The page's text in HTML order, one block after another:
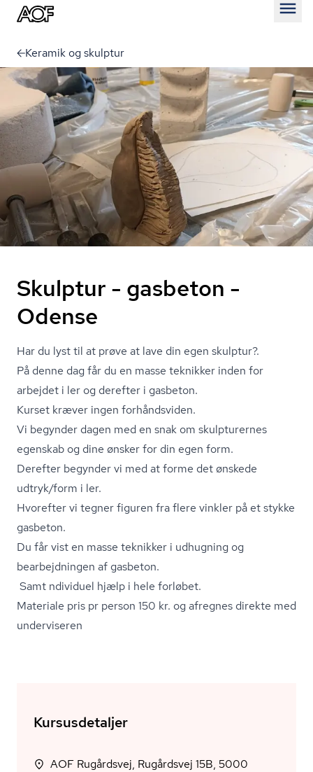
Keramik og skulptur
Skulptur - gasbeton -
Odense
Har du lyst til at prøve at lave din egen skulptur?.
På denne dag får du en masse teknikker inden for
arbejdet i ler og derefter i gasbeton.
Kurset kræver ingen forhåndsviden.
Vi begynder dagen med en snak om skulpturernes
egenskab og dine ønsker for din egen form.
Derefter begynder vi med at forme det ønskede
udtryk/form i ler.
Hvorefter vi tegner figuren fra flere vinkler på et stykke
gasbeton.
Du får vist en masse teknikker i udhugning og
bearbejdningen af gasbeton.
Samt ndividuel hjælp i hele forløbet.
Materiale pris pr person 150 kr. og afregnes direkte med
underviseren
Kursusdetaljer
AOF Rugårdsvej, Rugårdsvej 15B, 5000